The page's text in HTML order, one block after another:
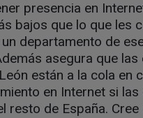
presencia en
bajos que lo que les
departamento de
asegura que
están a la cola en
en Internet si
resto de España.